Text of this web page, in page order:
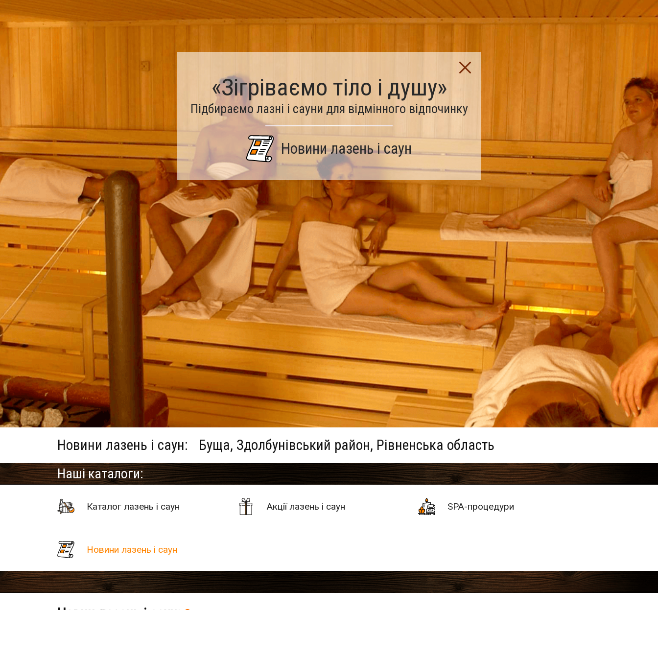
«Зігріваємо тіло і душу»
Підбираємо лазні і сауни для відмінного відпочинку
Новини лазень і саун
Новини лазень і саун: Буща, Здолбунівський район, Рівненська область
Наші каталоги:
Каталог лазень і саун Акції лазень і саун SPA-процедури
Новини лазень і саун
Новин лазень і саун: 0